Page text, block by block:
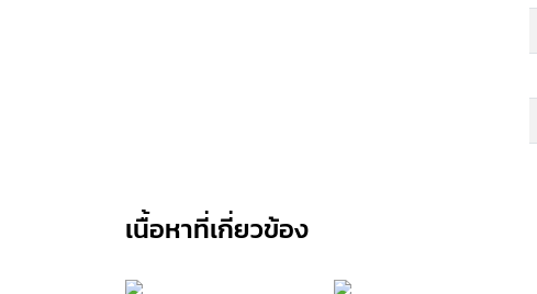
เนื้อหาที่เกี่ยวข้อง